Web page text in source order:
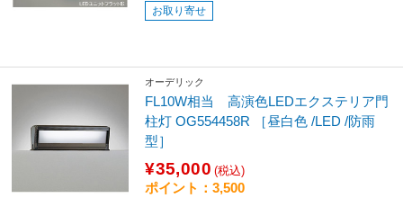
お取り寄せ
オーデリック
FL10W相当 高演色LEDエクステリア門
柱灯 OG554458R ［昼白色 /LED /防雨
型］
¥35,000 (税込)
ポイント：3,500